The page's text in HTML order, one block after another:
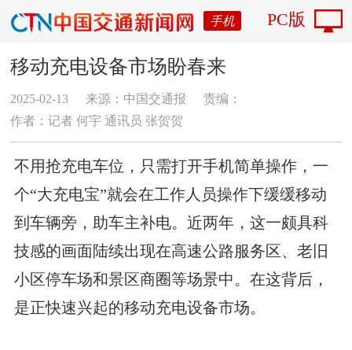
手机 PC版
移动充电设备市场盼春来
2025-02-13 来源：中国交通报
责编：
作者：记者 何宇 通讯员 张贺贺
不用抢充电车位，只需打开手机简单操作，一
个“大充电宝”就会在工作人员操作下缓缓移动
到车辆旁，助车主补电。近两年，这一颇具科
技感的画面陆续出现在高速公路服务区、老旧
小区停车场和景区商圈等场景中。在这背后，
是正快速兴起的移动充电设备市场。